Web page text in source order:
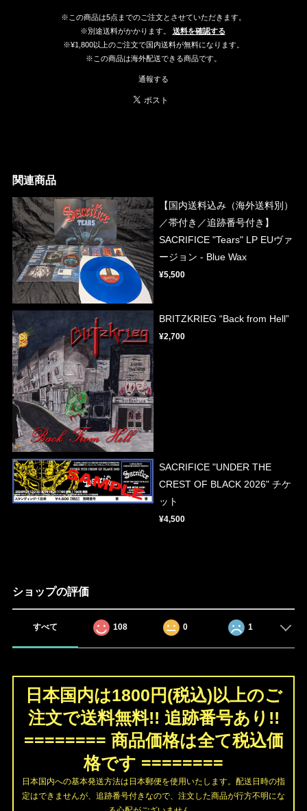
※この商品は5点までのご注文とさせていただきます。
※別途送料がかかります。
送料を確認する
※¥1,800以上のご注文で国内送料が無料になります。
※この商品は海外配送できる商品です。
通報する
関連商品
【国内送料込み（海外送料別）
／帯付き／追跡番号付き】
SACRIFICE "Tears" LP EUヴァ
ージョン - Blue Wax
¥5,500
BRITZKRIEG “Back from Hell”
¥2,700
SACRIFICE "UNDER THE
CREST OF BLACK 2026" チケ
ット
¥4,500
ショップの評価
すべて 108 0 1
日本国内は1800円(税込)以上のご
注文で送料無料!! 追跡番号あり!!
======== 商品価格は全て税込価
格です ========
日本国内への基本発送方法は日本郵便を使用いたします。配送日時の指
定はできませんが、追跡番号付きなので、注文した商品が行方不明にな